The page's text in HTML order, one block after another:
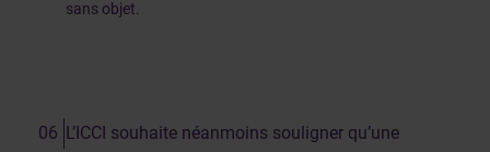
sans objet.
L’ICCI souhaite néanmoins souligner qu’une